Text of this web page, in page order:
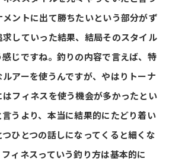
ントに出て勝ちたいという部分がず
していった結果、結局そのスタイル
じですね。釣りの内容で言えば、特
アーを使うんですが、やはりトーナ
フィネスを使う機会が多かったとい
うより、本当に結果的にたどり着い
ひとつの話しになってくると細くな
ィネスっていう釣り方は基本的に